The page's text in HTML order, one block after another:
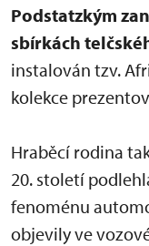
Podstatzkým
sbírkách
instalován tzv.
kolekce
Hraběcí rodina
20. století
fenoménu
objevily ve